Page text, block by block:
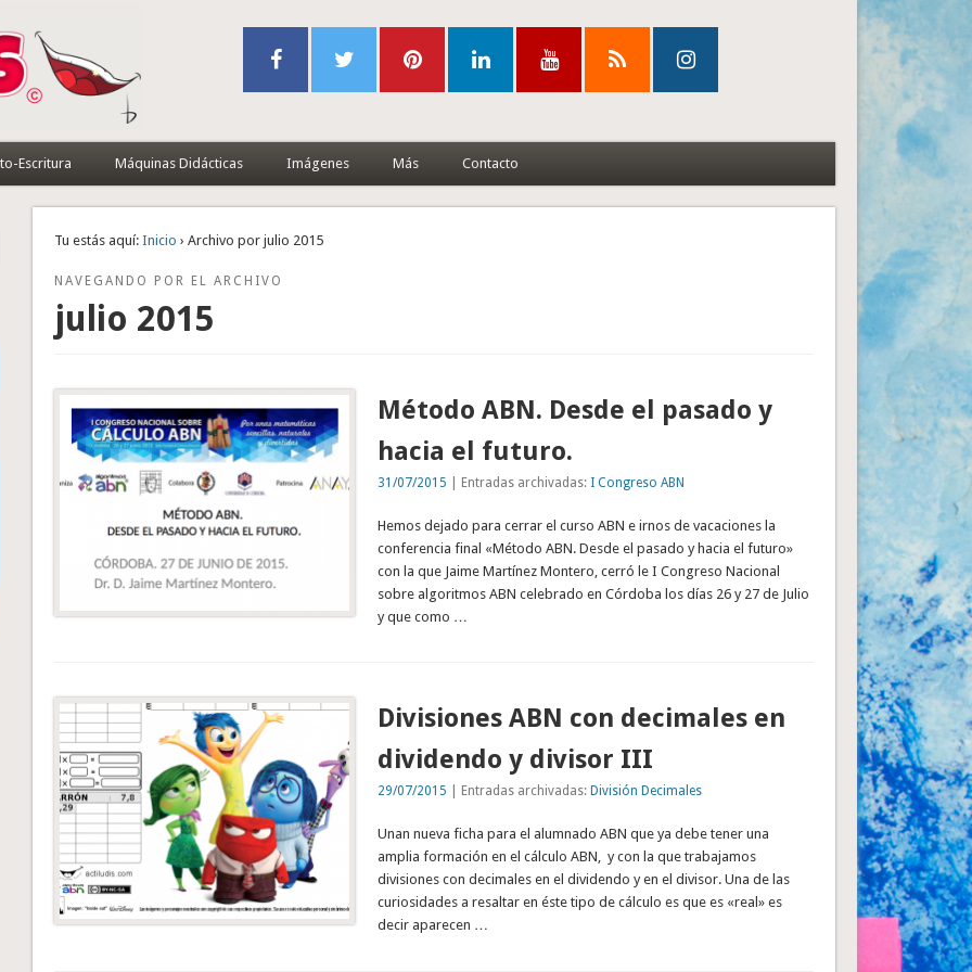
Escritura Máquinas Didácticas Imágenes Más Contacto
Tu estás aquí: Inicio › Archivo por julio 2015
NAVEGANDO POR EL ARCHIVO
julio 2015
Método ABN. Desde el pasado y
hacia el futuro.
31/07/2015 | Entradas archivadas: I Congreso ABN
Hemos dejado para cerrar el curso ABN e irnos de vacaciones la
conferencia final «Método ABN. Desde el pasado y hacia el futuro»
con la que Jaime Martínez Montero, cerró le I Congreso Nacional
sobre algoritmos ABN celebrado en Córdoba los días 26 y 27 de Julio
y que como …
Divisiones ABN con decimales en
dividendo y divisor III
29/07/2015 | Entradas archivadas: División Decimales
Unan nueva ficha para el alumnado ABN que ya debe tener una
amplia formación en el cálculo ABN, y con la que trabajamos
divisiones con decimales en el dividendo y en el divisor. Una de las
curiosidades a resaltar en éste tipo de cálculo es que es «real» es
decir aparecen …